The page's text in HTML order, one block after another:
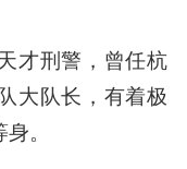
才刑警，曾任杭
大队长，有着极
。